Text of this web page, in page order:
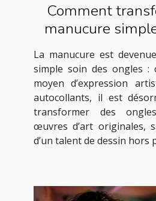
Comment
manucure
d'art avec des
La manucure est
simple soin des ongles :
moyen d’expression
autocollants, il est
transformer des
œuvres d’art originales,
d’un talent de dessin hors